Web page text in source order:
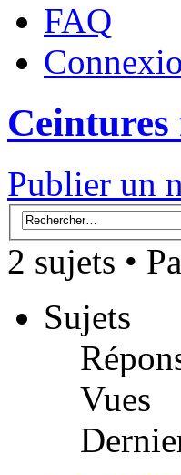
FAQ
Ceintures
Publier un
2 sujets •
Sujets
Vues